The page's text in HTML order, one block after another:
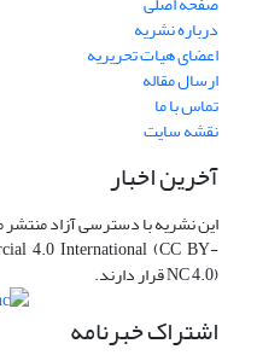
درباره نشریه
اعضای هیات تحریریه
ارسال مقاله
تماس با ما
نقشه سایت
آخرین اخبار
4.0 International (CC BY-
NC 4.0) قرار دارند.
اشتراک خبرنامه